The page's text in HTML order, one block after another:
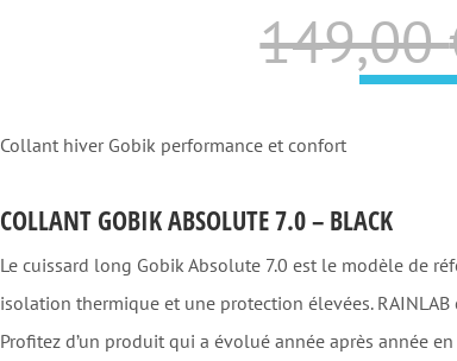
149,00
Collant hiver Gobik performance et confort
COLLANT GOBIK ABSOLUTE 7.0 – BLACK
Le cuissard long Gobik Absolute 7.0 est le modèle de
isolation thermique et une protection élevées.
Profitez d’un produit qui a évolué année après année